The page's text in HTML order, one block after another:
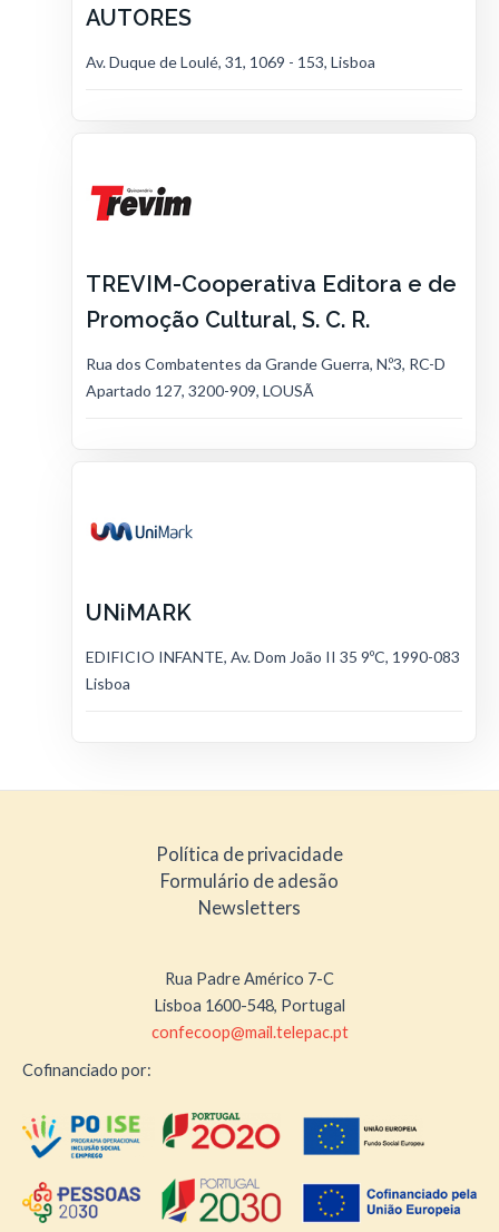
AUTORES
Av. Duque de Loulé, 31, 1069 - 153, Lisboa
TREVIM-Cooperativa Editora e de
Promoção Cultural, S. C. R.
Rua dos Combatentes da Grande Guerra, N.º3, RC-D
Apartado 127, 3200-909, LOUSÃ
UNiMARK
EDIFICIO INFANTE, Av. Dom João II 35 9ºC, 1990-083
Lisboa
Política de privacidade
Formulário de adesão
Newsletters
Rua Padre Américo 7-C
Lisboa 1600-548, Portugal
confecoop@mail.telepac.pt
Cofinanciado por: